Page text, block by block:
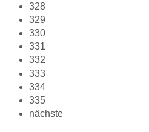
328
329
330
331
332
333
334
335
nächste